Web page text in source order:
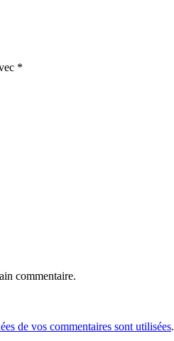
*
commentaire.
de vos commentaires sont utilisées.